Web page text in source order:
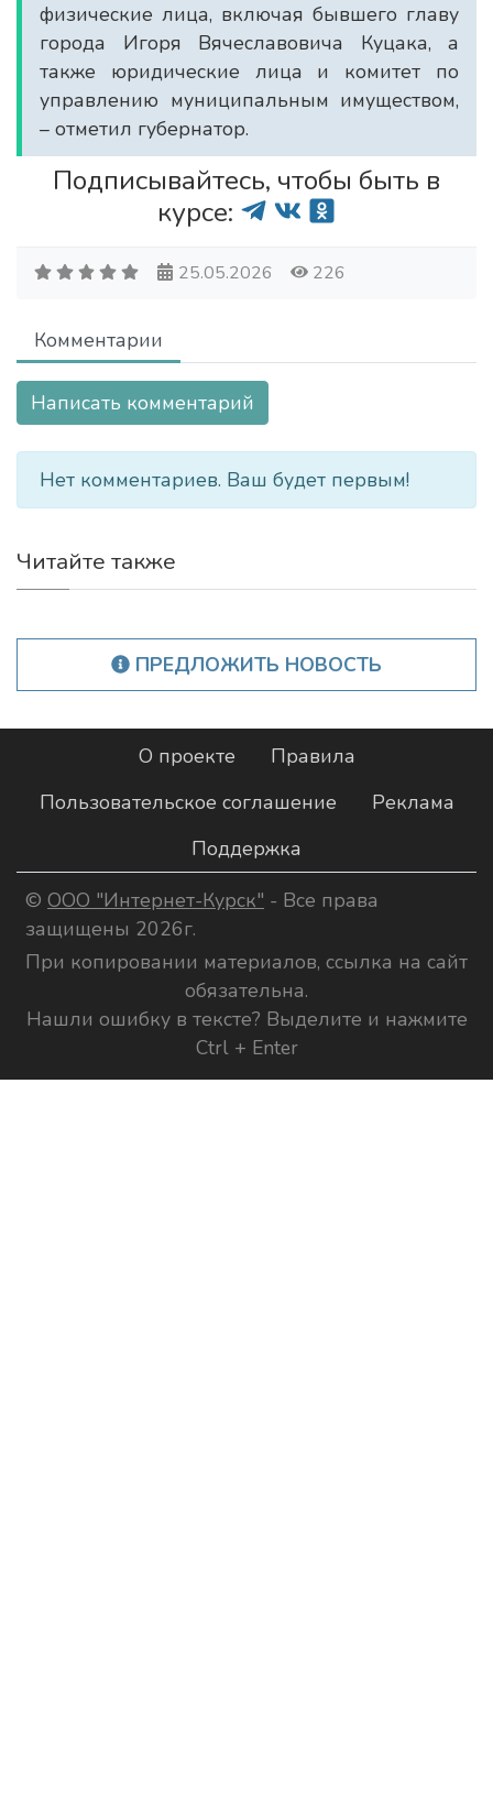
физические лица, включая бывшего главу
города Игоря Вячеславовича Куцака, а
также юридические лица и комитет по
управлению муниципальным имуществом,
– отметил губернатор.
Подписывайтесь, чтобы быть в
курсе:
25.05.2026 226
Комментарии
Написать комментарий
Нет комментариев. Ваш будет первым!
Читайте также
ПРЕДЛОЖИТЬ НОВОСТЬ
О проекте
Правила
Пользовательское соглашение
Реклама
Поддержка
© ООО "Интернет-Курск" - Все права
защищены 2026г.
При копировании материалов, ссылка на сайт
обязательна.
Нашли ошибку в тексте? Выделите и нажмите
Ctrl + Enter